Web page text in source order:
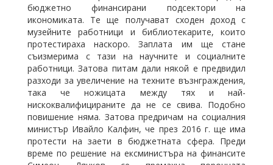
бюджетно финансирани подсектори на
икономиката. Те ще получават сходен доход с
музейните работници и библиотекарите, които
протестираха наскоро. Заплата им ще стане
съизмерима с тази на научните и социалните
работници. Затова питам дали някой е предвидил
разходи за увеличение на техните възнграждения,
така че ножицата между тях и най-
нискоквалифицираните да не се свива. Подобно
повишение няма. Затова предричам на социалния
министър Ивайло Калфин, че през 2016 г. ще има
протести на заети в бюджетната сфера. Преди
време по решение на ексминистъра на финансите